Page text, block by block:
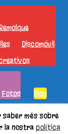
Discomóvil
Fotos Blog
saber més sobre
la nostra política